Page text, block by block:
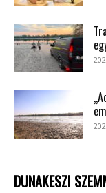
DUNAKESZI